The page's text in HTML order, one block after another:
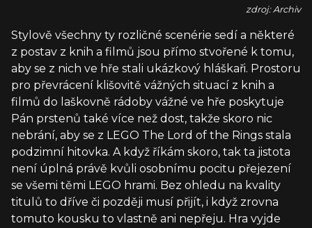
zdroj: Archiv
Stylově všechny ty rozličné scenérie sedí a některé
z postav z knih a filmů jsou přímo stvořené k tomu,
aby se z nich ve hře stali ukázkový hláškaři. Prostoru
pro převrácení klišovitě vážných situací z knih a
filmů do laškovně rádoby vážné ve hře poskytuje
Pán prstenů také více než dost, takže skoro nic
nebrání, aby se z LEGO The Lord of the Rings stala
podzimní hitovka. A když říkám skoro, tak ta jistota
není úplná právě kvůli osobnímu pocitu přejezení
se všemi těmi LEGO hrami. Bez ohledu na kvality
titulů to dříve či později musí přijít, i když zrovna
tomuto kousku to vlastně ani nepřeju. Hra vyjde